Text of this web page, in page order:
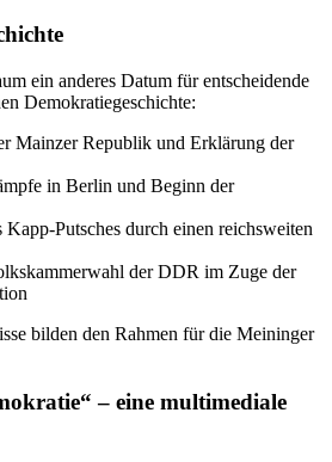
ein anderes Datum für entscheidende
Demokratiegeschichte:
Mainzer Republik und Erklärung der
in Berlin und Beginn der
Kapp-Putsches durch einen reichsweiten
der DDR im Zuge der
bilden den Rahmen für die Meininger
– eine multimediale